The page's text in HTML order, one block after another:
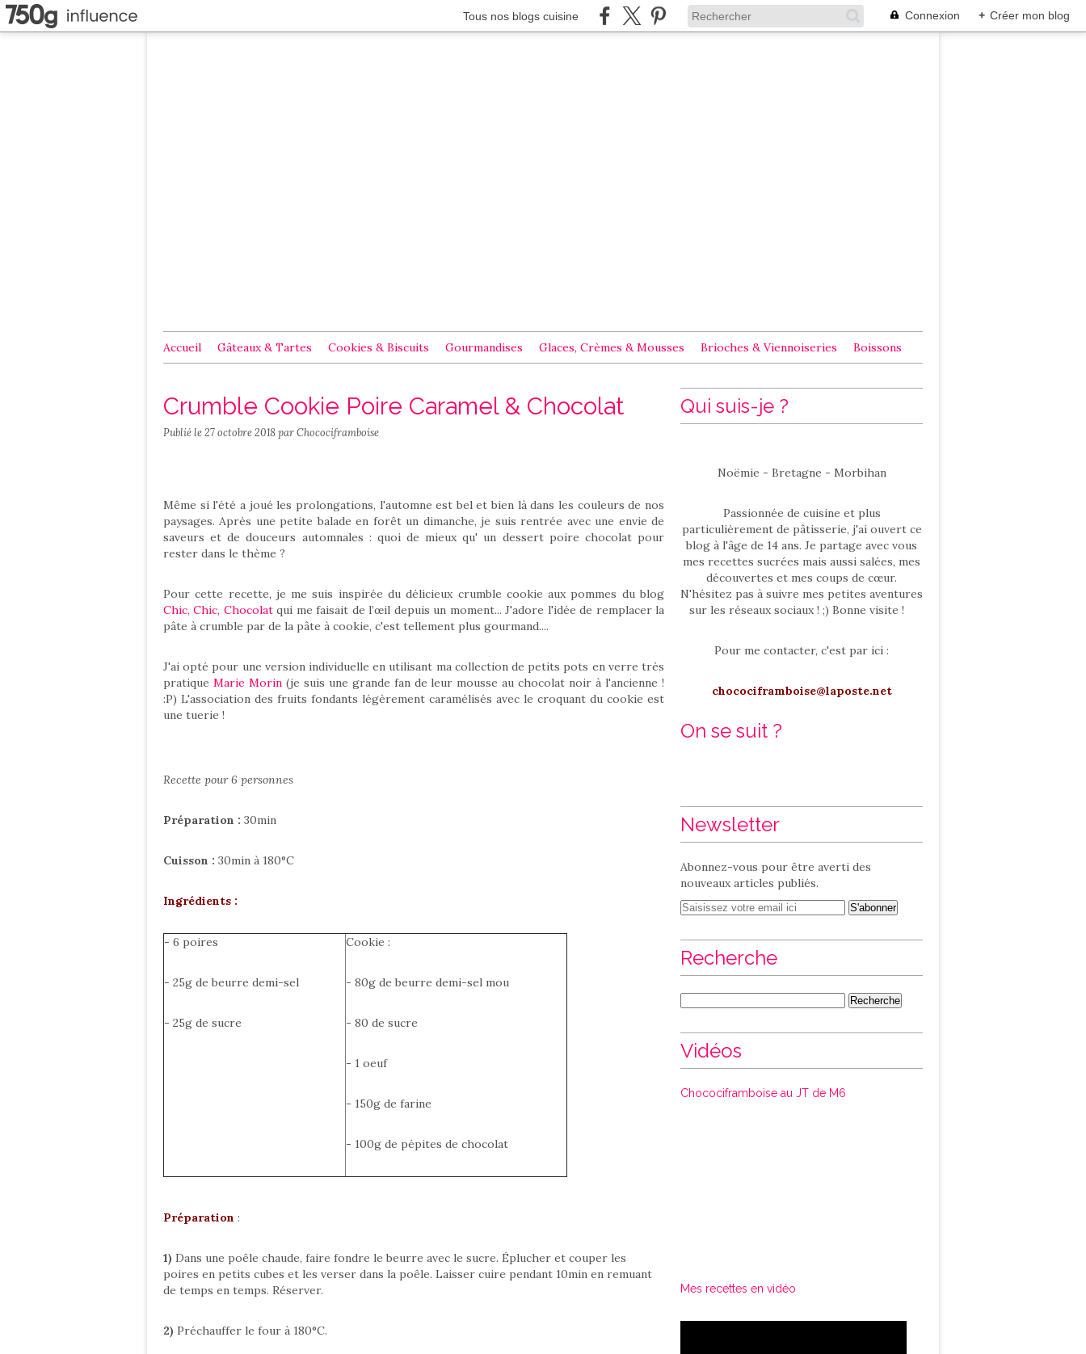
Tous nos blogs cuisine Connexion + Créer mon blog
Accueil Gâteaux & Tartes Cookies & Biscuits Gourmandises Glaces, Crèmes & Mousses Brioches & Viennoiseries Boissons
Crumble Cookie Poire Caramel & Chocolat
Publié le27 octobre 2018par Chocociframboise
Même si l'été a joué les prolongations, l'automne est bel et bien là dans les couleurs de nos
paysages. Après une petite balade en forêt un dimanche, je suis rentrée avec une envie de
saveurs et de douceurs automnales : quoi de mieux qu' un dessert poire chocolat pour
rester dans le thème ?
Pour cette recette, je me suis inspirée du délicieux crumble cookie aux pommes du blog
Chic, Chic, Chocolatqui me faisait de l’œil depuis un moment... J'adore l'idée de remplacer la
pâte à crumble par de la pâte à cookie, c'est tellement plus gourmand....
J'ai opté pour une version individuelle en utilisant ma collection de petits pots en verre très
pratique Marie Morin(je suis une grande fan de leur mousse au chocolat noir à l'ancienne !
:P) L'association des fruits fondants légèrement caramélisés avec le croquant du cookie est
une tuerie !
Recette pour 6 personnes
Préparation : 30min
Cuisson : 30min à 180°C
Ingrédients :
- 6 poires
- 25g de beurre demi-sel
- 25g de sucre
Cookie :
- 80g de beurre demi-sel mou
- 80 de sucre
- 1 oeuf
- 150g de farine
- 100g de pépites de chocolat
Préparation :
1) Dans une poêle chaude, faire fondre le beurre avec le sucre. Éplucher et couper les
poires en petits cubes et les verser dans la poêle. Laisser cuire pendant 10min en remuant
de temps en temps. Réserver.
2) Préchauffer le four à 180°C.
Qui suis-je ?
Noëmie - Bretagne - Morbihan
Passionnée de cuisine et plus
particulièrement de pâtisserie, j'ai ouvert ce
blog à l'âge de 14 ans. Je partage avec vous
mes recettes sucrées mais aussi salées, mes
découvertes et mes coups de cœur.
N'hésitez pas à suivre mes petites aventures
sur les réseaux sociaux ! ;) Bonne visite !
Pour me contacter, c'est par ici :
chocociframboise@laposte.net
On se suit ?
Newsletter
Abonnez-vous pour être averti des
nouveaux articles publiés.
Recherche
Vidéos
Chocociframboise au JT de M6
Mes recettes en vidéo